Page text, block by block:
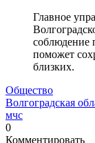
Главное
соблюдение
поможет
близких.
Общество
Волгоградская
мчс
0
Комментировать